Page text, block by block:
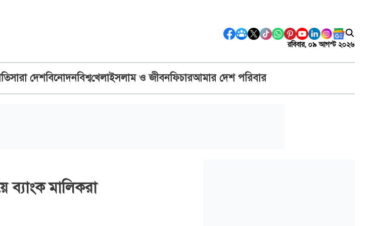
রবিবার, ০৯ আগস্ট ২০২৬
সারা দেশবিনোদনবিশ্বখেলাইসলাম ও জীবনফিচারআমার দেশ পরিবার
মালিকরা